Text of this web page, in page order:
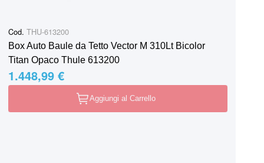
Cod. THU-613200
Box Auto Baule da Tetto Vector M 310Lt Bicolor
Titan Opaco Thule 613200
1.448,99 €
Aggiungi al Carrello